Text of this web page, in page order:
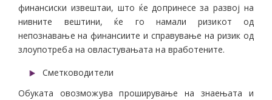
финансиски извештаи, што ќе допринесе за развој на
нивните вештини, ќе го намали ризикот од
непознавање на финансиите и справување нa ризик од
злоупотреба на овластувањата на вработените.
Сметководители
Обуката овозможува проширување на знаењата и